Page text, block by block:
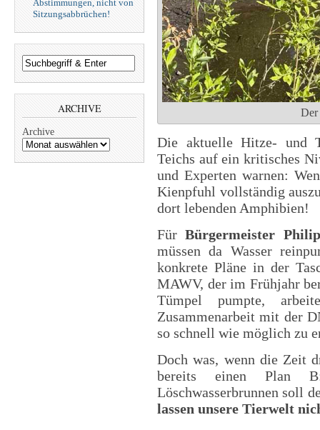
Abstimmungen, nicht von
Sitzungsabbrüchen!
ARCHIVE
Archive
Der
Die aktuelle Hitze- und
Teichs auf ein kritisches
und Experten warnen:
Kienpfuhl vollständig
dort lebenden Amphibien!
FürBürgermeister
müssen da Wasser
konkrete Pläne in der
MAWV, der im Frühjahr
Tümpel pumpte,
Zusammenarbeit mit der
so schnell wie möglich zu
Doch was, wenn die Zeit
bereits einen Plan
Löschwasserbrunnen soll
lassen unsere Tierwelt